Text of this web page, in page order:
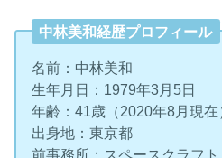
中林美和経歴プロフィール
名前：中林美和
生年月日：1979年3月5日
年齢：41歳（2020年8月現在
出身地：東京都
前事務所：スペースクラフト